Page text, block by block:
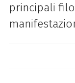
principali